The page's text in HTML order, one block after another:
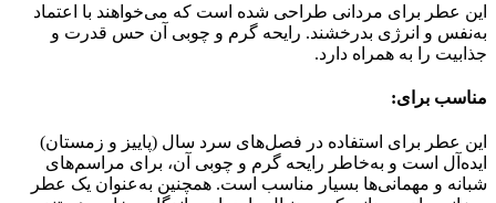
این عطر برای مردانی طراحی شده است که می‌خواهند با اعتماد
به‌نفس و انرژی بدرخشند. رایحه گرم و چوبی آن حس قدرت و
جذابیت را به همراه دارد.
مناسب برای:
این عطر برای استفاده در فصل‌های سرد سال (پاییز و زمستان)
ایده‌آل است و به‌خاطر رایحه گرم و چوبی آن، برای مراسم‌های
شبانه و مهمانی‌ها بسیار مناسب است. همچنین به‌عنوان یک عطر